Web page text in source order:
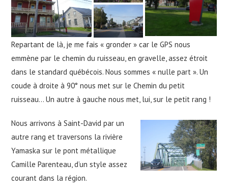
Repartant de là, je me fais « gronder » car le GPS nous
emmène par le chemin du ruisseau, en gravelle, assez étroit
dans le standard québécois. Nous sommes « nulle part ». Un
coude à droite à 90° nous met sur le Chemin du petit
ruisseau… Un autre à gauche nous met, lui, sur le petit rang !
Nous arrivons à Saint-David par un
autre rang et traversons la rivière
Yamaska sur le pont métallique
Camille Parenteau, d’un style assez
courant dans la région.